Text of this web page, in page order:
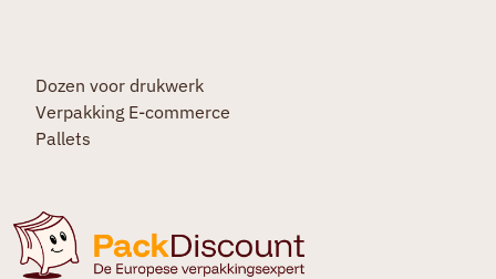
Dozen voor drukwerk
Verpakking E-commerce
Pallets